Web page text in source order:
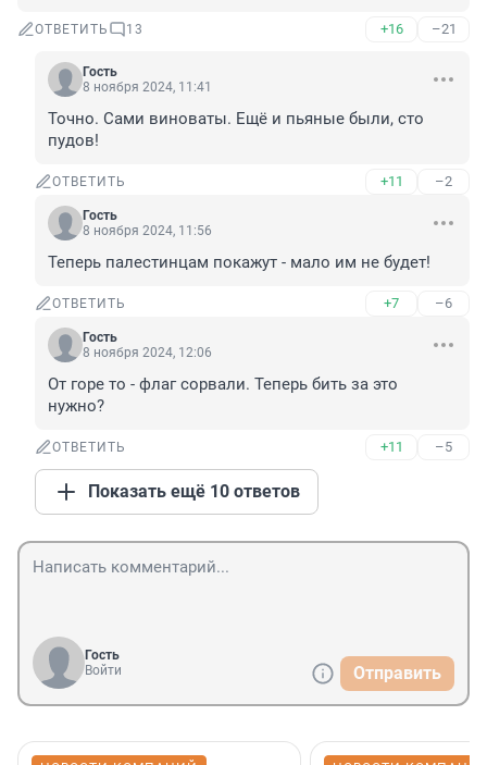
ОТВЕТИТЬ 13 +16 –21
Гость
8 ноября 2024, 11:41
Точно. Сами виноваты. Ещё и пьяные были, сто
пудов!
ОТВЕТИТЬ +11 –2
Гость
8 ноября 2024, 11:56
Теперь палестинцам покажут - мало им не будет!
ОТВЕТИТЬ +7 –6
Гость
8 ноября 2024, 12:06
От горе то - флаг сорвали. Теперь бить за это
нужно?
ОТВЕТИТЬ +11 –5
Показать ещё 10 ответов
Гость
Войти
Отправить